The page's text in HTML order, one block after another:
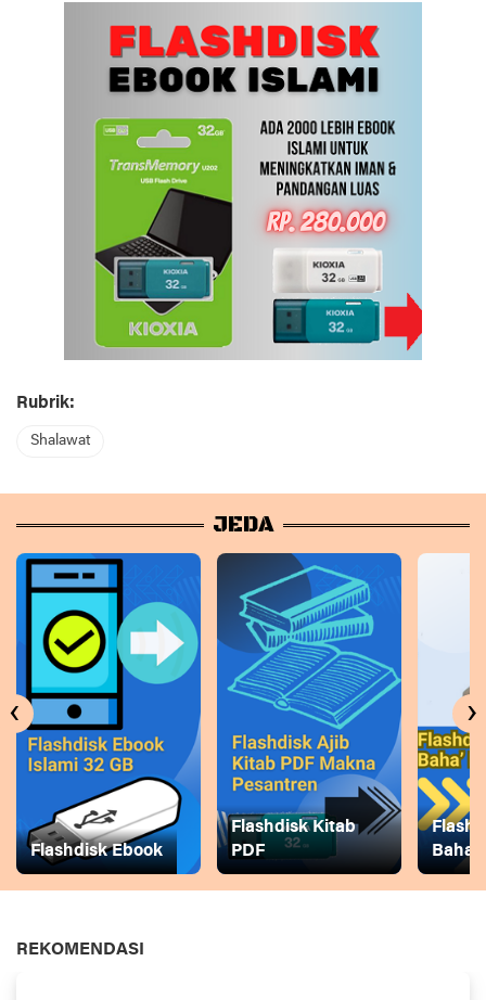
Rubrik:
Shalawat
JEDA
Flashdisk Ebook
Flashdisk Kitab
PDF
Baha
‹ ›
REKOMENDASI